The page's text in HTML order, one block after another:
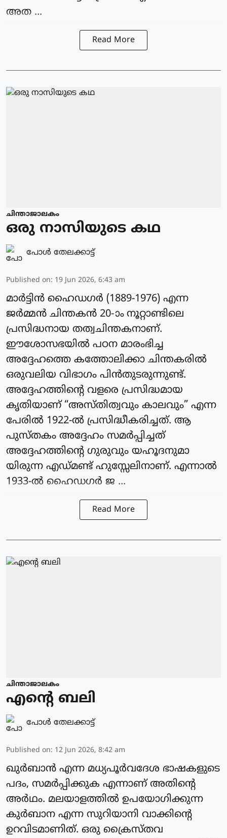
അത ...
Read More
ചിന്താജാലകം
ഒരു നാസിയുടെ കഥ
പോള്‍ തേലക്കാട്ട്‌
Published on: 19 Jun 2026, 6:43 am
മാർട്ടിൻ ഹൈഡഗർ (1889-1976) എന്ന
ജർമ്മൻ ചിന്തകൻ 20-ാം നൂറ്റാണ്ടിലെ
പ്രസിദ്ധനായ തത്വചിന്തകനാണ്.
ഈശോസഭയിൽ പഠന മാരംഭിച്ച
അദ്ദേഹത്തെ കത്തോലിക്കാ ചിന്തകരിൽ
ഒരുവലിയ വിഭാഗം പിൻതുടരുന്നുണ്ട്.
അദ്ദേഹത്തിന്റെ വളരെ പ്രസിദ്ധമായ
കൃതിയാണ് “അസ്തിത്വവും കാലവും” എന്ന
പേരിൽ 1922-ൽ പ്രസിദ്ധീകരിച്ചത്. ആ
പുസ്തകം അദ്ദേഹം സമർപ്പിച്ചത്
അദ്ദേഹത്തിന്റെ ഗുരുവും യഹൂദനുമാ
യിരുന്ന എഡ്മണ്ട് ഹുസ്സേലിനാണ്. എന്നാൽ
1933-ൽ ഹൈഡഗർ ജ ...
Read More
ചിന്താജാലകം
എന്റെ ബലി
പോള്‍ തേലക്കാട്ട്‌
Published on: 12 Jun 2026, 8:42 am
ഖുർബാൻ എന്ന മധ്യപൂർവദേശ ഭാഷകളുടെ
പദം, സമർപ്പിക്കുക എന്നാണ് അതിന്റെ
അർഥം. മലയാളത്തിൽ ഉപയോഗിക്കുന്ന
കുർബാന എന്ന സുറിയാനി വാക്കിന്റെ
ഉറവിടമാണിത്. ഒരു ക്രൈസ്തവ